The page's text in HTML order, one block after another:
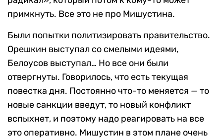
примкнуть. Все это не про Мишустина.
Были попытки политизировать правительство.
Орешкин выступал со смелыми идеями,
Белоусов выступал… Но все они были
отвергнуты. Говорилось, что есть текущая
повестка дня. Постоянно что-то меняется — то
новые санкции введут, то новый конфликт
вспыхнет, и поэтому надо реагировать на все
это оперативно. Мишустин в этом плане очень